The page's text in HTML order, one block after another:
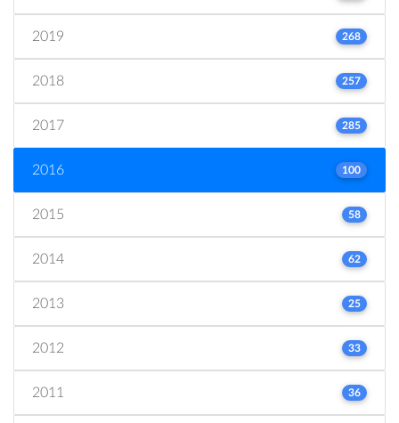
2019 268
2018 257
2017 285
2016 100
2015 58
2014 62
2013 25
2012 33
2011 36